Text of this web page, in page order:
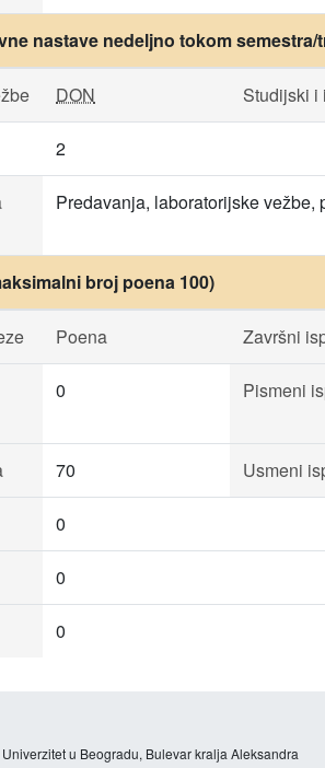
nastave nedeljno tokom
DON Studijski i
2
Predavanja, laboratorijske vežbe,
broj poena 100)
Poena Završni
0 Pismeni
70 Usmeni
0
0
0
u Beogradu, Bulevar kralja Aleksandra